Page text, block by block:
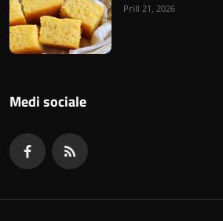
Prill 21, 2026
Medi sociale